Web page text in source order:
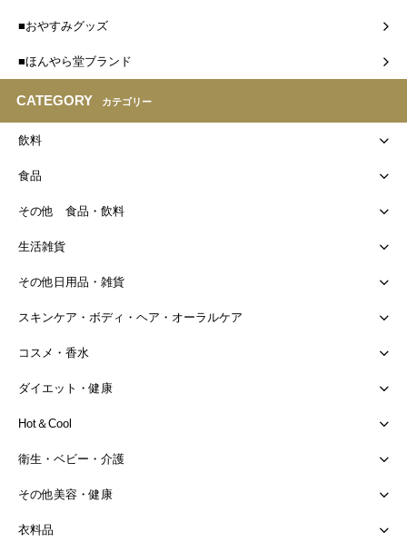
■おやすみグッズ
■ほんやら堂ブランド
CATEGORY カテゴリー
飲料
食品
その他 食品・飲料
生活雑貨
その他日用品・雑貨
スキンケア・ボディ・ヘア・オーラルケア
コスメ・香水
ダイエット・健康
Hot＆Cool
衛生・ベビー・介護
その他美容・健康
衣料品